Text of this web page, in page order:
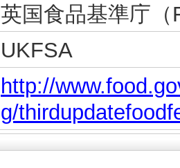
英国食品基準庁（
UKFSA
http://
g/